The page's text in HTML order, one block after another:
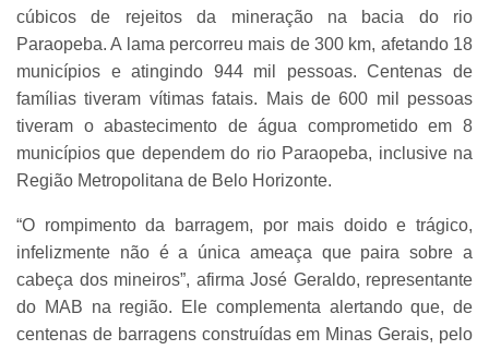
cúbicos de rejeitos da mineração na bacia do rio
Paraopeba. A lama percorreu mais de 300 km, afetando 18
municípios e atingindo 944 mil pessoas. Centenas de
famílias tiveram vítimas fatais. Mais de 600 mil pessoas
tiveram o abastecimento de água comprometido em 8
municípios que dependem do rio Paraopeba, inclusive na
Região Metropolitana de Belo Horizonte.
“O rompimento da barragem, por mais doido e trágico,
infelizmente não é a única ameaça que paira sobre a
cabeça dos mineiros”, afirma José Geraldo, representante
do MAB na região. Ele complementa alertando que, de
centenas de barragens construídas em Minas Gerais, pelo